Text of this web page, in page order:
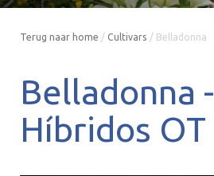
Terug naar home / Cultivars / Belladonna
Belladonna -
Híbridos OT